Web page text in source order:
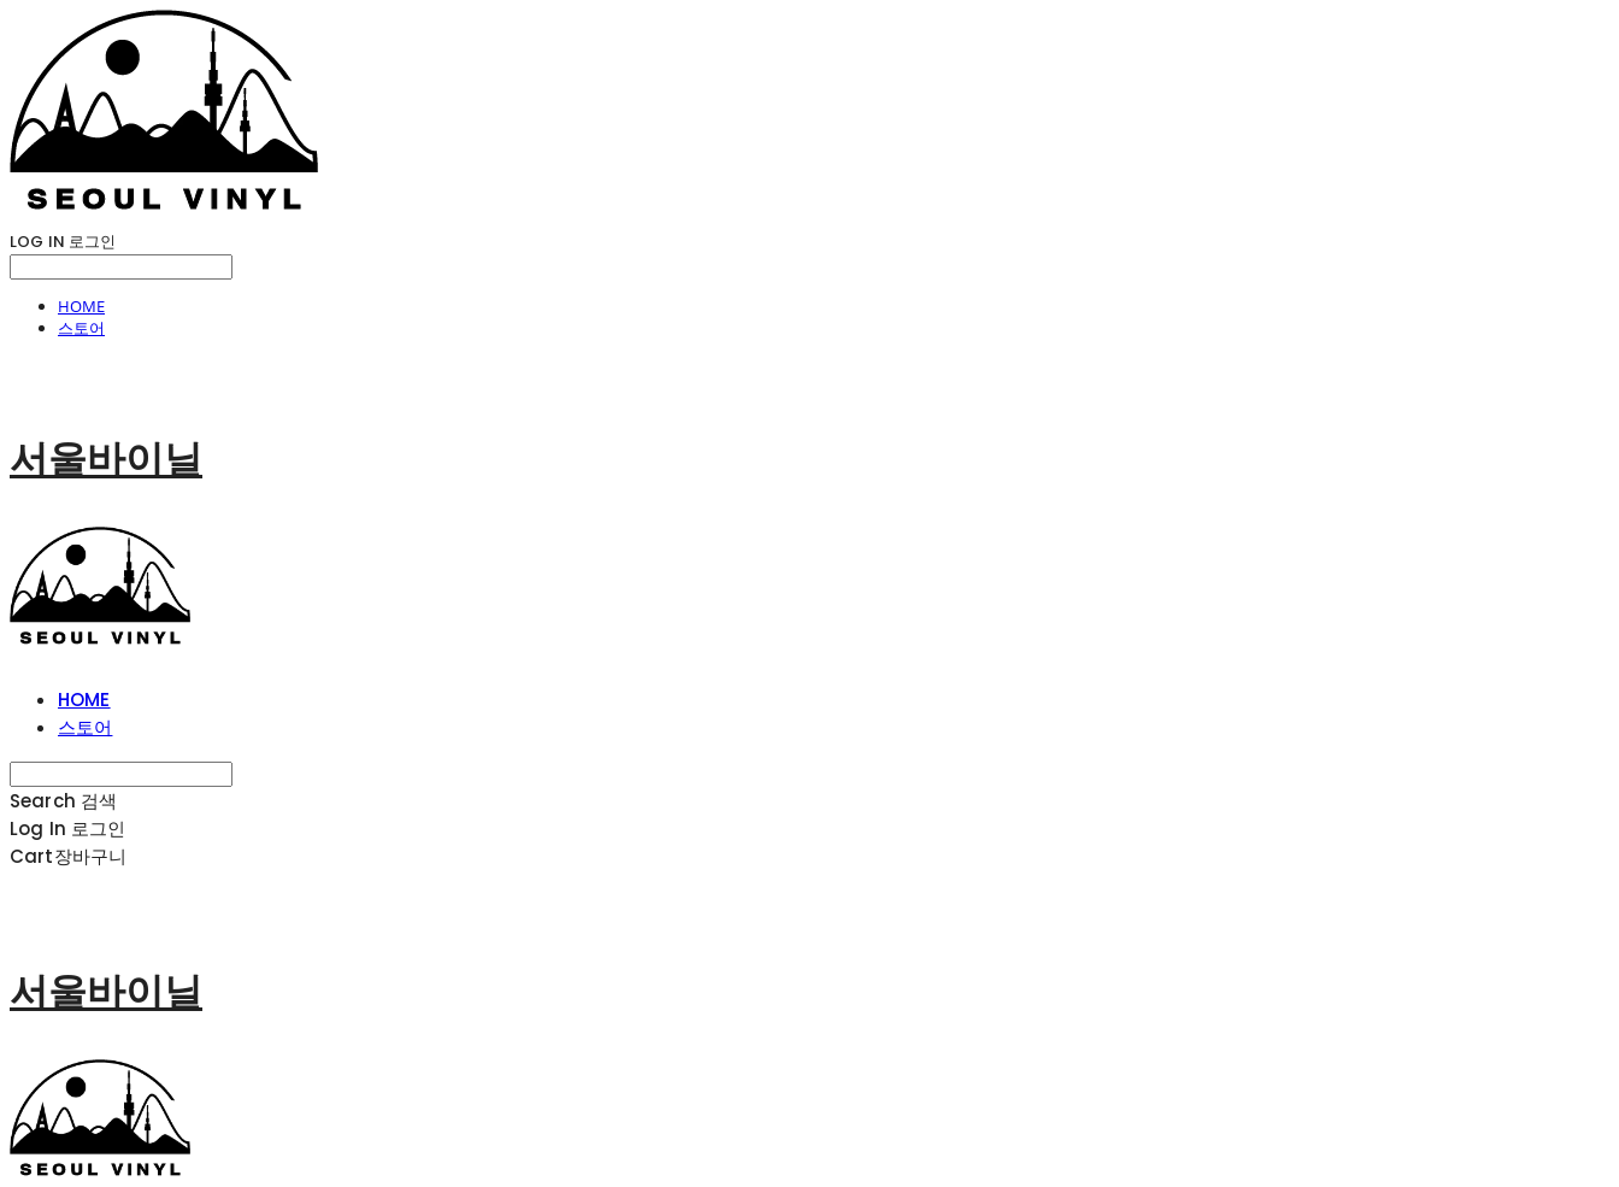
LOG IN 로그인
HOME
스토어
서울바이닐
HOME
스토어
Search 검색
Log In 로그인
Cart장바구니
서울바이닐